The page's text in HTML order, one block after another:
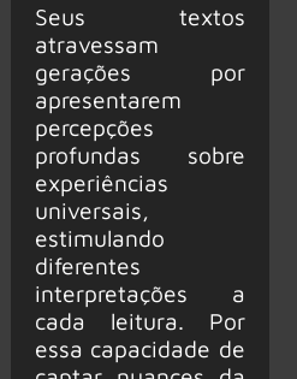
Seus textos
atravessam
gerações por
apresentarem
percepções
profundas sobre
experiências
universais,
estimulando
diferentes
interpretações a
cada leitura. Por
essa capacidade de